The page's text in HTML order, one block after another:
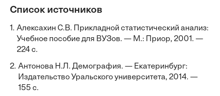
Список источников
1. Алексахин С.В. Прикладной статистический анализ:
Учебное пособие для ВУЗов. — М.: Приор, 2001. —
224 с.
2. Антонова Н.Л. Демография. — Екатеринбург:
Издательство Уральского университета, 2014. —
155 с.